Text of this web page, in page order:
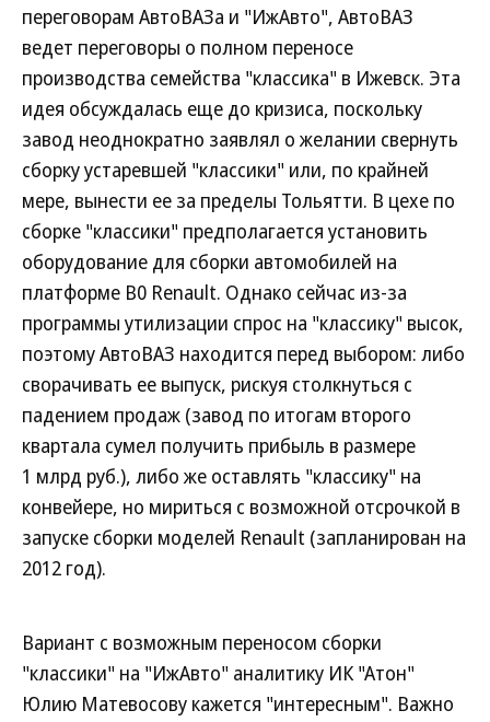
переговорам АвтоВАЗа и "ИжАвто", АвтоВАЗ
ведет переговоры о полном переносе
производства семейства "классика" в Ижевск. Эта
идея обсуждалась еще до кризиса, поскольку
завод неоднократно заявлял о желании свернуть
сборку устаревшей "классики" или, по крайней
мере, вынести ее за пределы Тольятти. В цехе по
сборке "классики" предполагается установить
оборудование для сборки автомобилей на
платформе В0 Renault. Однако сейчас из-за
программы утилизации спрос на "классику" высок,
поэтому АвтоВАЗ находится перед выбором: либо
сворачивать ее выпуск, рискуя столкнуться с
падением продаж (завод по итогам второго
квартала сумел получить прибыль в размере
1 млрд руб.), либо же оставлять "классику" на
конвейере, но мириться с возможной отсрочкой в
запуске сборки моделей Renault (запланирован на
2012 год).
Вариант с возможным переносом сборки
"классики" на "ИжАвто" аналитику ИК "Атон"
Юлию Матевосову кажется "интересным". Важно